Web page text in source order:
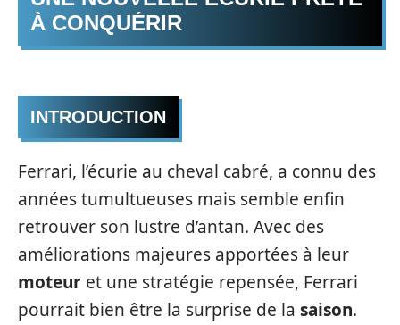
À CONQUÉRIR
INTRODUCTION
Ferrari, l’écurie au cheval cabré, a connu des
années tumultueuses mais semble enfin
retrouver son lustre d’antan. Avec des
améliorations majeures apportées à leur
moteur et une stratégie repensée, Ferrari
pourrait bien être la surprise de la saison.